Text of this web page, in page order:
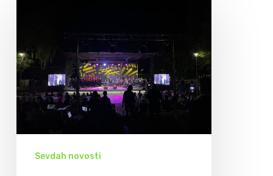
Sevdah novosti